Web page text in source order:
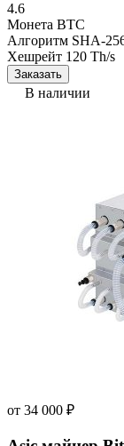
4.6
Монета BTC
Алгоритм SHA-
Хешрейт 120 Th/s
Заказать
В наличии
от 34 000 ₽